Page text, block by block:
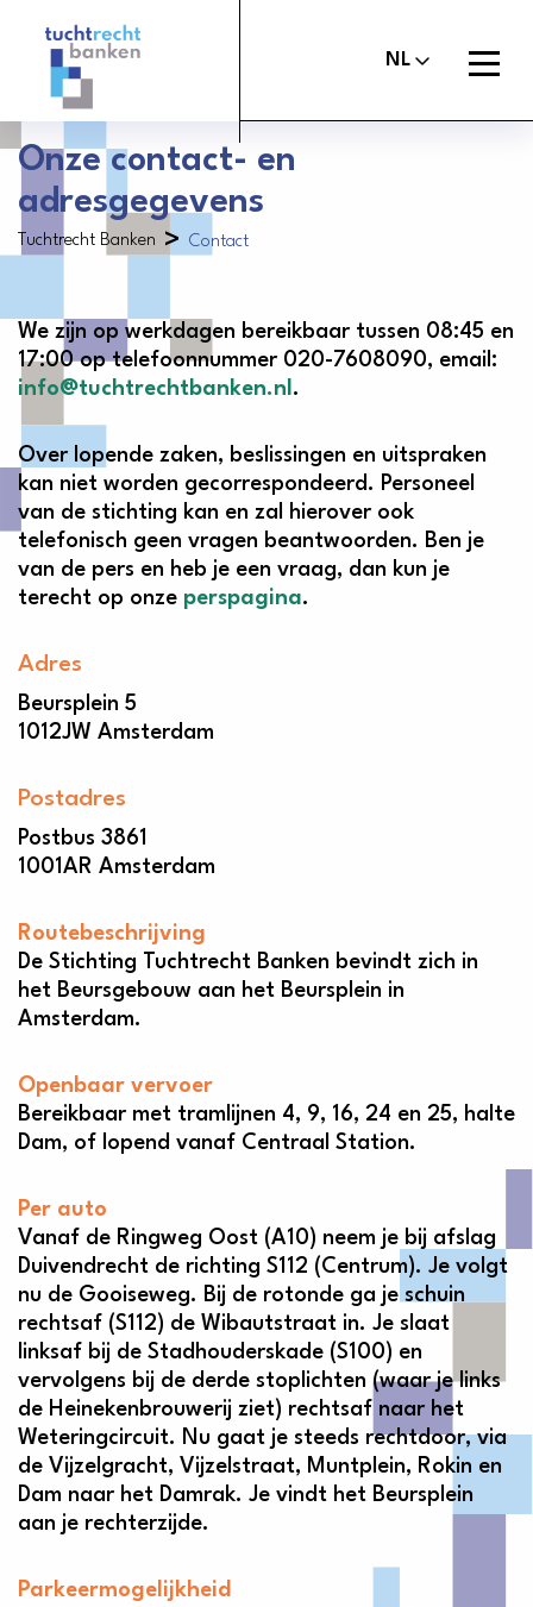
logo
Maak melding
Over het tuchtrecht
Organisatie
Nieuws
Contact
Tuchtcommissie banken
NL
Open
menu
Onze contact- en
adresgegevens
Tuchtrecht Banken > Contact
We zijn op werkdagen bereikbaar tussen 08:45 en
17:00 op telefoonnummer 020-7608090, email:
info@tuchtrechtbanken.nl .
Over lopende zaken, beslissingen en uitspraken
kan niet worden gecorrespondeerd. Personeel
van de stichting kan en zal hierover ook
telefonisch geen vragen beantwoorden. Ben je
van de pers en heb je een vraag, dan kun je
terecht op onze perspagina.
Adres
Beursplein 5
1012JW Amsterdam
Postadres
Postbus 3861
1001AR Amsterdam
Routebeschrijving
De Stichting Tuchtrecht Banken bevindt zich in
het Beursgebouw aan het Beursplein in
Amsterdam.
Openbaar vervoer
Bereikbaar met tramlijnen 4, 9, 16, 24 en 25, halte
Dam, of lopend vanaf Centraal Station.
Per auto
Vanaf de Ringweg Oost (A10) neem je bij afslag
Duivendrecht de richting S112 (Centrum). Je volgt
nu de Gooiseweg. Bij de rotonde ga je schuin
rechtsaf (S112) de Wibautstraat in. Je slaat
linksaf bij de Stadhouderskade (S100) en
vervolgens bij de derde stoplichten (waar je links
de Heinekenbrouwerij ziet) rechtsaf naar het
Weteringcircuit. Nu gaat je steeds rechtdoor, via
de Vijzelgracht, Vijzelstraat, Muntplein, Rokin en
Dam naar het Damrak. Je vindt het Beursplein
aan je rechterzijde.
Parkeermogelijkheid